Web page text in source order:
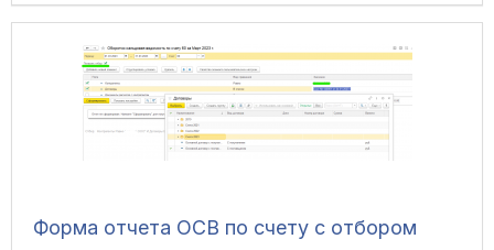
Форма отчета ОСВ по счету с отбором